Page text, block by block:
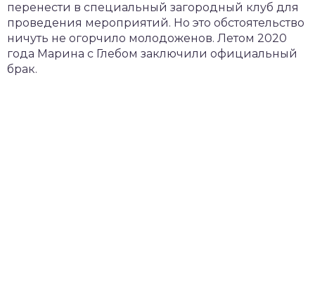
перенести в специальный загородный клуб для
проведения мероприятий. Но это обстоятельство
ничуть не огорчило молодоженов. Летом 2020
года Марина с Глебом заключили официальный
брак.